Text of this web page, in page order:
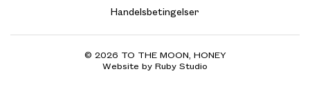
Handelsbetingelser
© 2026 TO THE MOON, HONEY
Website by Ruby Studio